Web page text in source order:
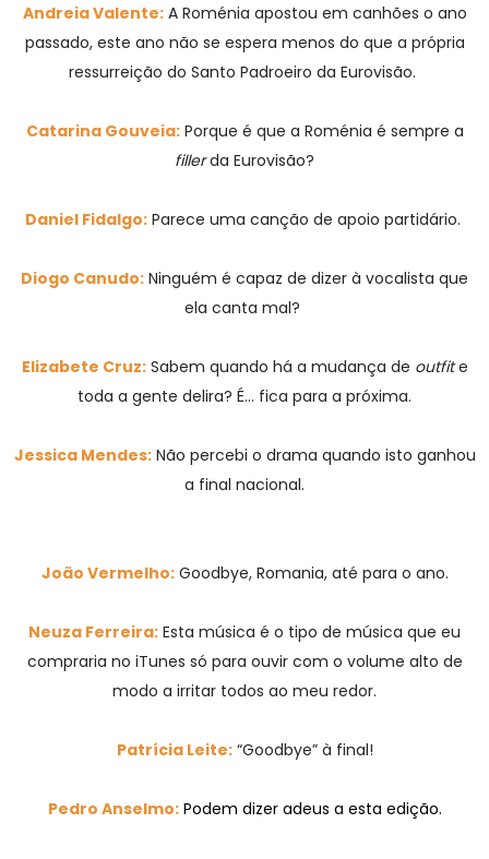
Andreia Valente:A Roménia apostou em canhões o ano
passado, este ano não se espera menos do que a própria
ressurreição do Santo Padroeiro da Eurovisão.
Catarina Gouveia:Porque é que a Roménia é sempre a
fillerda Eurovisão?
Daniel Fidalgo:Parece uma canção de apoio partidário.
Diogo Canudo: Ninguém é capaz de dizer à vocalista que
ela canta mal?
Elizabete Cruz:Sabem quando há a mudança de outfite
toda a gente delira? É... fica para a próxima.
Jessica Mendes:Não percebi o drama quando isto ganhou
a final nacional.
João Vermelho:Goodbye, Romania, até para o ano.
Neuza Ferreira: Esta música é o tipo de música que eu
compraria no iTunes só para ouvir com o volume alto de
modo a irritar todos ao meu redor.
Patrícia Leite:“Goodbye” à final!
Pedro Anselmo:Podem dizer adeus a esta edição.